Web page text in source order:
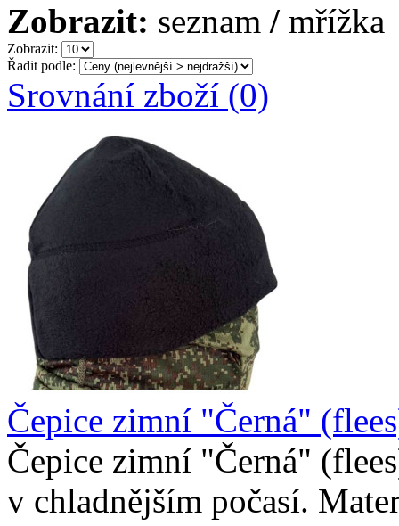
Zobrazit: seznam / mřížka
Zobrazit:
Řadit podle:
Srovnání zboží (0)
Čepice zimní "Černá"
Čepice zimní "Černá"
v chladnějším počasí.